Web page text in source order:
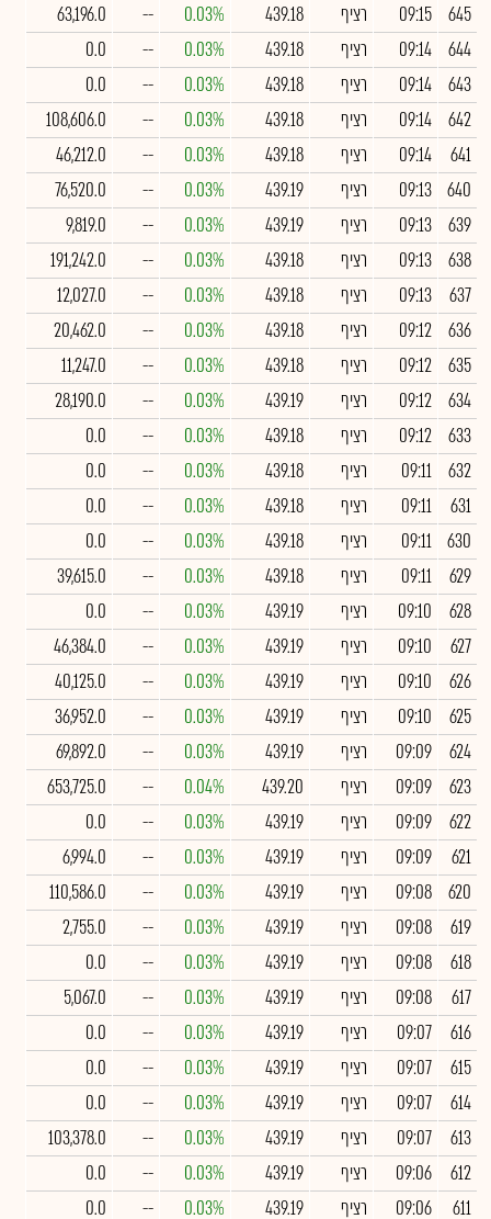
645
09:15 רציף 439.18
0.03%
--
63,196.0
644
09:14 רציף 439.18
0.03%
--
0.0
643
09:14 רציף 439.18
0.03%
--
0.0
642
09:14 רציף 439.18
0.03%
--
108,606.0
641
09:14 רציף 439.18
0.03%
--
46,212.0
640
09:13 רציף 439.19
0.03%
--
76,520.0
639
09:13 רציף 439.19
0.03%
--
9,819.0
638
09:13 רציף 439.18
0.03%
--
191,242.0
637
09:13 רציף 439.18
0.03%
--
12,027.0
636
09:12 רציף 439.18
0.03%
--
20,462.0
635
09:12 רציף 439.18
0.03%
--
11,247.0
634
09:12 רציף 439.19
0.03%
--
28,190.0
633
09:12 רציף 439.18
0.03%
--
0.0
632
09:11 רציף 439.18
0.03%
--
0.0
631
09:11 רציף 439.18
0.03%
--
0.0
630
09:11 רציף 439.18
0.03%
--
0.0
629
09:11 רציף 439.18
0.03%
--
39,615.0
628
09:10 רציף 439.19
0.03%
--
0.0
627
09:10 רציף 439.19
0.03%
--
46,384.0
626
09:10 רציף 439.19
0.03%
--
40,125.0
625
09:10 רציף 439.19
0.03%
--
36,952.0
624
09:09 רציף 439.19
0.03%
--
69,892.0
623
09:09 רציף 439.20
0.04%
--
653,725.0
622
09:09 רציף 439.19
0.03%
--
0.0
621
09:09 רציף 439.19
0.03%
--
6,994.0
620
09:08 רציף 439.19
0.03%
--
110,586.0
619
09:08 רציף 439.19
0.03%
--
2,755.0
618
09:08 רציף 439.19
0.03%
--
0.0
617
09:08 רציף 439.19
0.03%
--
5,067.0
616
09:07 רציף 439.19
0.03%
--
0.0
615
09:07 רציף 439.19
0.03%
--
0.0
614
09:07 רציף 439.19
0.03%
--
0.0
613
09:07 רציף 439.19
0.03%
--
103,378.0
612
09:06 רציף 439.19
0.03%
--
0.0
611
09:06 רציף 439.19
0.03%
--
0.0